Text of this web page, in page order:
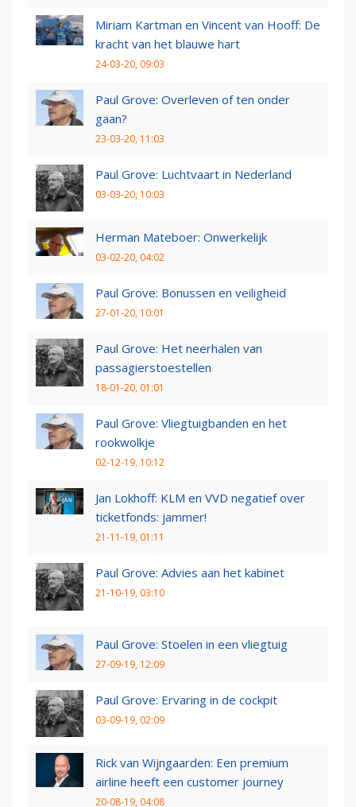
Miriam Kartman en Vincent van Hooff: De
kracht van het blauwe hart
24-03-20, 09:03
Paul Grove: Overleven of ten onder
gaan?
23-03-20, 11:03
Paul Grove: Luchtvaart in Nederland
03-03-20, 10:03
Herman Mateboer: Onwerkelijk
03-02-20, 04:02
Paul Grove: Bonussen en veiligheid
27-01-20, 10:01
Paul Grove: Het neerhalen van
passagierstoestellen
18-01-20, 01:01
Paul Grove: Vliegtuigbanden en het
rookwolkje
02-12-19, 10:12
Jan Lokhoff: KLM en VVD negatief over
ticketfonds: jammer!
21-11-19, 01:11
Paul Grove: Advies aan het kabinet
21-10-19, 03:10
Paul Grove: Stoelen in een vliegtuig
27-09-19, 12:09
Paul Grove: Ervaring in de cockpit
03-09-19, 02:09
Rick van Wijngaarden: Een premium
airline heeft een customer journey
20-08-19, 04:08